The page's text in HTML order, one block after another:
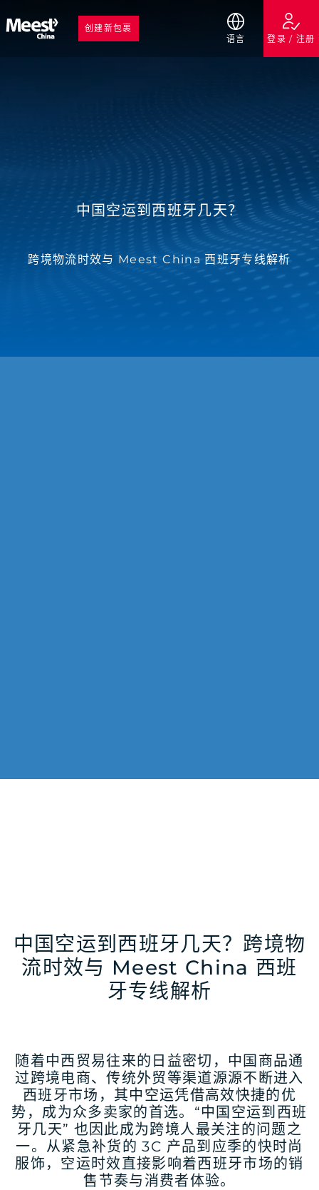
创建新包裹
语言
登录 / 注册
中国空运到西班牙几天？
跨境物流时效与 Meest China 西班牙专线解析
中国空运到西班牙几天？跨境物
流时效与 Meest China 西班
牙专线解析
随着中西贸易往来的日益密切，中国商品通
过跨境电商、传统外贸等渠道源源不断进入
西班牙市场，其中空运凭借高效快捷的优
势，成为众多卖家的首选。“中国空运到西班
牙几天” 也因此成为跨境人最关注的问题之
一。从紧急补货的 3C 产品到应季的快时尚
服饰，空运时效直接影响着西班牙市场的销
售节奏与消费者体验。